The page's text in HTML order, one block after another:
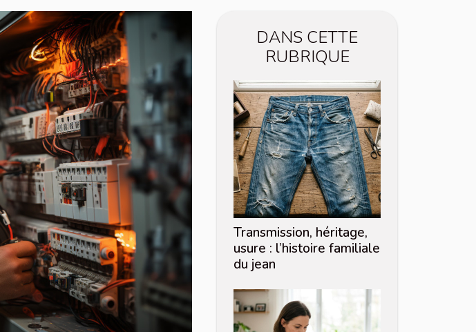
DANS CETTE
RUBRIQUE
Transmission, héritage,
usure : l’histoire familiale
du jean